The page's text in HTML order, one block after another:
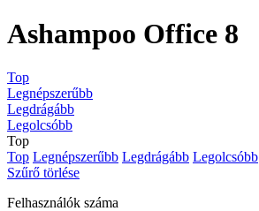
Ashampoo Office 8
Top
Legnépszerűbb
Legdrágább
Legolcsóbb
Top
Top Legnépszerűbb Legdrágább Legolcsóbb
Szűrő törlése
Felhasználók száma